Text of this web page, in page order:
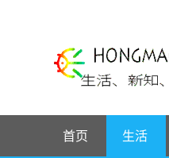
首页 生活